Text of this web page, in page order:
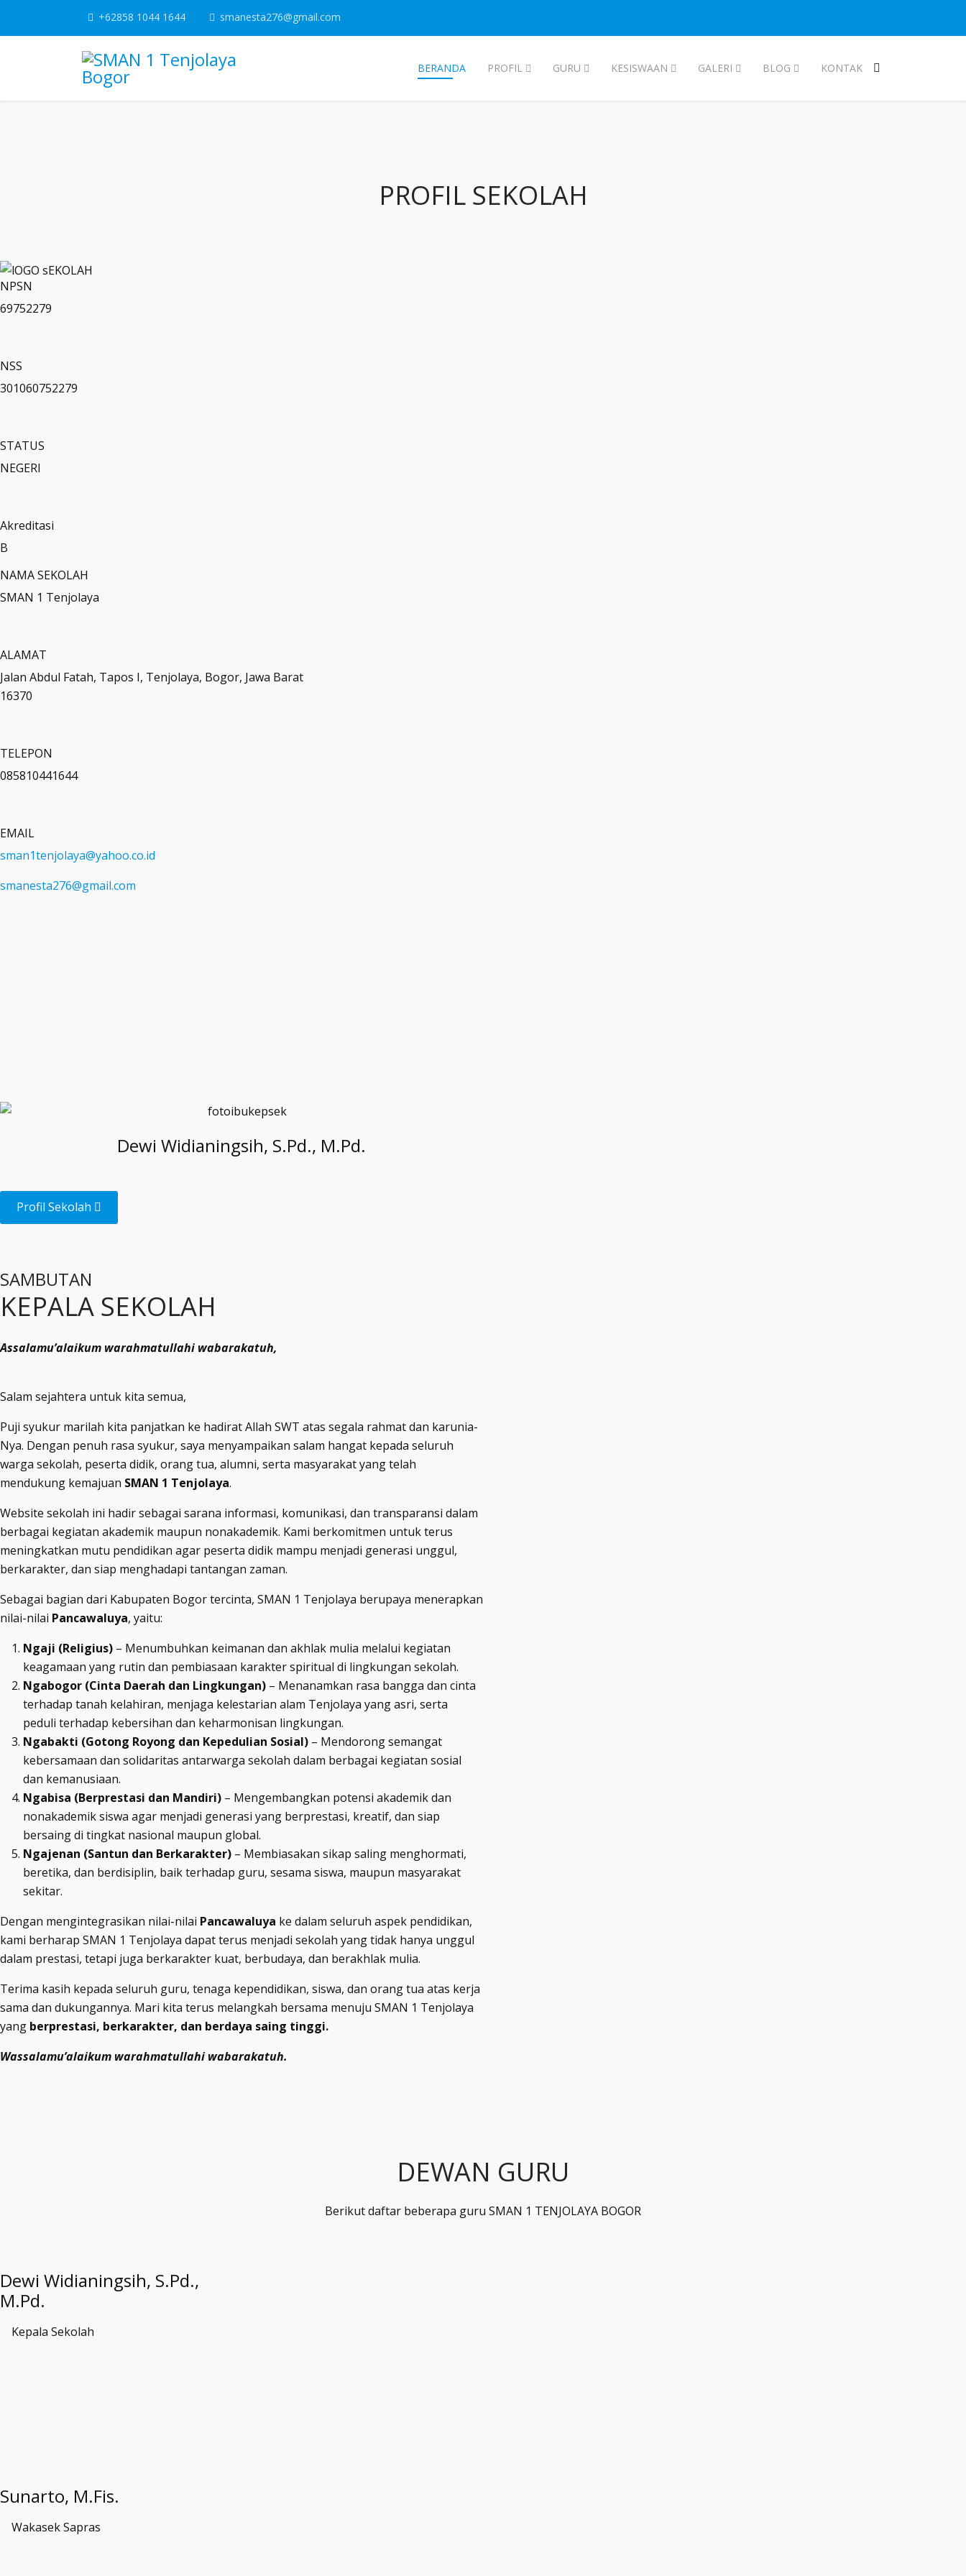
+62858 1044 1644 smanesta276@gmail.com
BERANDA PROFIL GURU KESISWAAN GALERI BLOG KONTAK
PROFIL SEKOLAH
NPSN
69752279
NSS
301060752279
STATUS
NEGERI
Akreditasi
B
NAMA SEKOLAH
SMAN 1 Tenjolaya
ALAMAT
Jalan Abdul Fatah, Tapos I, Tenjolaya, Bogor, Jawa Barat
16370
TELEPON
085810441644
EMAIL
sman1tenjolaya@yahoo.co.id
smanesta276@gmail.com
Dewi Widianingsih, S.Pd., M.Pd.
Profil Sekolah
SAMBUTAN
KEPALA SEKOLAH
Assalamu’alaikum warahmatullahi wabarakatuh,
Salam sejahtera untuk kita semua,
Puji syukur marilah kita panjatkan ke hadirat Allah SWT atas segala rahmat dan karunia-
Nya. Dengan penuh rasa syukur, saya menyampaikan salam hangat kepada seluruh
warga sekolah, peserta didik, orang tua, alumni, serta masyarakat yang telah
mendukung kemajuan SMAN 1 Tenjolaya.
Website sekolah ini hadir sebagai sarana informasi, komunikasi, dan transparansi dalam
berbagai kegiatan akademik maupun nonakademik. Kami berkomitmen untuk terus
meningkatkan mutu pendidikan agar peserta didik mampu menjadi generasi unggul,
berkarakter, dan siap menghadapi tantangan zaman.
Sebagai bagian dari Kabupaten Bogor tercinta, SMAN 1 Tenjolaya berupaya menerapkan
nilai-nilai Pancawaluya, yaitu:
Ngaji (Religius) – Menumbuhkan keimanan dan akhlak mulia melalui kegiatan
keagamaan yang rutin dan pembiasaan karakter spiritual di lingkungan sekolah.
Ngabogor (Cinta Daerah dan Lingkungan) – Menanamkan rasa bangga dan cinta
terhadap tanah kelahiran, menjaga kelestarian alam Tenjolaya yang asri, serta
peduli terhadap kebersihan dan keharmonisan lingkungan.
Ngabakti (Gotong Royong dan Kepedulian Sosial) – Mendorong semangat
kebersamaan dan solidaritas antarwarga sekolah dalam berbagai kegiatan sosial
dan kemanusiaan.
Ngabisa (Berprestasi dan Mandiri) – Mengembangkan potensi akademik dan
nonakademik siswa agar menjadi generasi yang berprestasi, kreatif, dan siap
bersaing di tingkat nasional maupun global.
Ngajenan (Santun dan Berkarakter) – Membiasakan sikap saling menghormati,
beretika, dan berdisiplin, baik terhadap guru, sesama siswa, maupun masyarakat
sekitar.
Dengan mengintegrasikan nilai-nilai Pancawaluya ke dalam seluruh aspek pendidikan,
kami berharap SMAN 1 Tenjolaya dapat terus menjadi sekolah yang tidak hanya unggul
dalam prestasi, tetapi juga berkarakter kuat, berbudaya, dan berakhlak mulia.
Terima kasih kepada seluruh guru, tenaga kependidikan, siswa, dan orang tua atas kerja
sama dan dukungannya. Mari kita terus melangkah bersama menuju SMAN 1 Tenjolaya
yang berprestasi, berkarakter, dan berdaya saing tinggi.
Wassalamu’alaikum warahmatullahi wabarakatuh.
DEWAN GURU
Berikut daftar beberapa guru SMAN 1 TENJOLAYA BOGOR
Dewi Widianingsih, S.Pd.,
M.Pd.
Kepala Sekolah
Sunarto, M.Fis.
Wakasek Sapras